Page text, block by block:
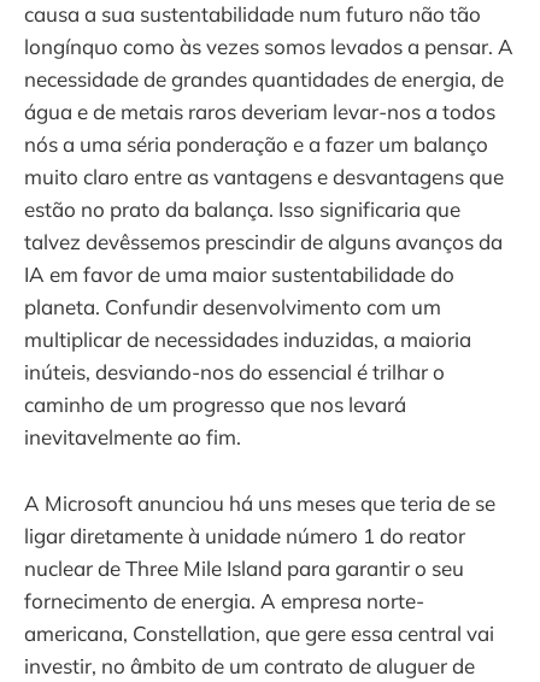
causa a sua sustentabilidade num futuro não tão
longínquo como às vezes somos levados a pensar. A
necessidade de grandes quantidades de energia, de
água e de metais raros deveriam levar-nos a todos
nós a uma séria ponderação e a fazer um balanço
muito claro entre as vantagens e desvantagens que
estão no prato da balança. Isso significaria que
talvez devêssemos prescindir de alguns avanços da
IA em favor de uma maior sustentabilidade do
planeta. Confundir desenvolvimento com um
multiplicar de necessidades induzidas, a maioria
inúteis, desviando-nos do essencial é trilhar o
caminho de um progresso que nos levará
inevitavelmente ao fim.
A Microsoft anunciou há uns meses que teria de se
ligar diretamente à unidade número 1 do reator
nuclear de Three Mile Island para garantir o seu
fornecimento de energia. A empresa norte-
americana, Constellation, que gere essa central vai
investir, no âmbito de um contrato de aluguer de